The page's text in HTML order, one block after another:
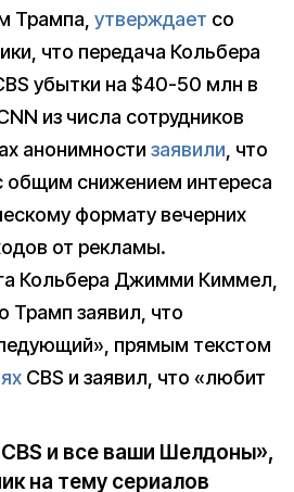
Трампа, утверждает со
что передача Кольбера
убытки на $40-50 млн в
из числа сотрудников
анонимности заявили, что
общим снижением интереса
формату вечерних
от рекламы.
Кольбера Джимми Киммел,
Трамп заявил, что
прямым текстом
CBS и заявил, что «любит
и все ваши Шелдоны»,
на тему сериалов